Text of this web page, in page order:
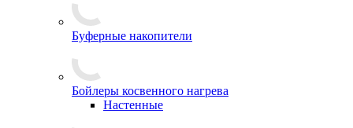
Буферные накопители
Бойлеры косвенного нагрева
Настенные